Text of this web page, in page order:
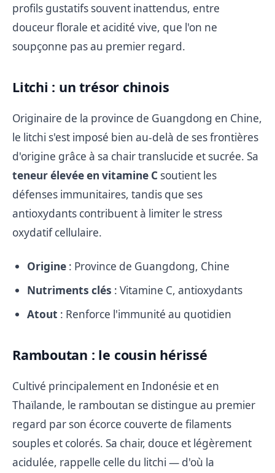
profils gustatifs souvent inattendus, entre
douceur florale et acidité vive, que l'on ne
soupçonne pas au premier regard.
Litchi : un trésor chinois
Originaire de la province de Guangdong en Chine,
le litchi s'est imposé bien au-delà de ses frontières
d'origine grâce à sa chair translucide et sucrée. Sa
teneur élevée en vitamine C soutient les
défenses immunitaires, tandis que ses
antioxydants contribuent à limiter le stress
oxydatif cellulaire.
Origine : Province de Guangdong, Chine
Nutriments clés : Vitamine C, antioxydants
Atout : Renforce l'immunité au quotidien
Ramboutan : le cousin hérissé
Cultivé principalement en Indonésie et en
Thaïlande, le ramboutan se distingue au premier
regard par son écorce couverte de filaments
souples et colorés. Sa chair, douce et légèrement
acidulée, rappelle celle du litchi — d'où la